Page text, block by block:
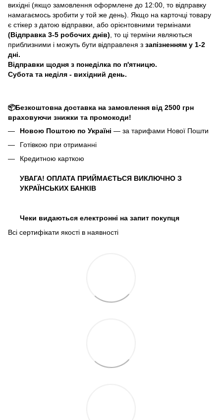
вихідні (якщо замовлення оформлене до 12:00, то відправку
намагаємось зробити у той же день). Якщо на карточці товару
є стікер з датою відправки, або орієнтовними термінами
(Відправка 3-5 робочих днів) , то ці терміни являються
приблизними і можуть бути відправленя з запізненням у 1-2
дні.
Відправки щодня з понеділка по п'ятницю.
Субота та неділя - вихідний день.
📦Безкоштовна доставка на замовлення від 2500 грн
враховуючи знижки та промокоди!
Новою Поштою по Україні — за тарифами Нової Пошти
Готівкою при отриманні
Кредитною карткою
УВАГА! ОПЛАТА ПРИЙМАЄТЬСЯ ВИКЛЮЧНО З
УКРАЇНСЬКИХ БАНКІВ
Чеки видаються електронні на запит покупця
Всі сертифікати якості в наявності